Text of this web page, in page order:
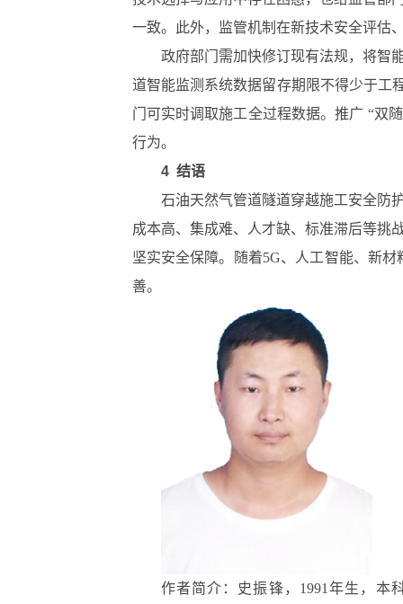
一致。此外，监管机制在新技术安全评估
政府部门需加快修订现有法规，将智
道智能监测系统数据留存期限不得少于工
门可实时调取施工全过程数据。推广 “双
行为。
4 结语
石油天然气管道隧道穿越施工安全防
成本高、集成难、人才缺、标准滞后等挑
坚实安全保障。随着5G、人工智能、新
善。
作者简介：史振锋，1991年生，本